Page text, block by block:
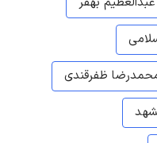
ظفرقندی